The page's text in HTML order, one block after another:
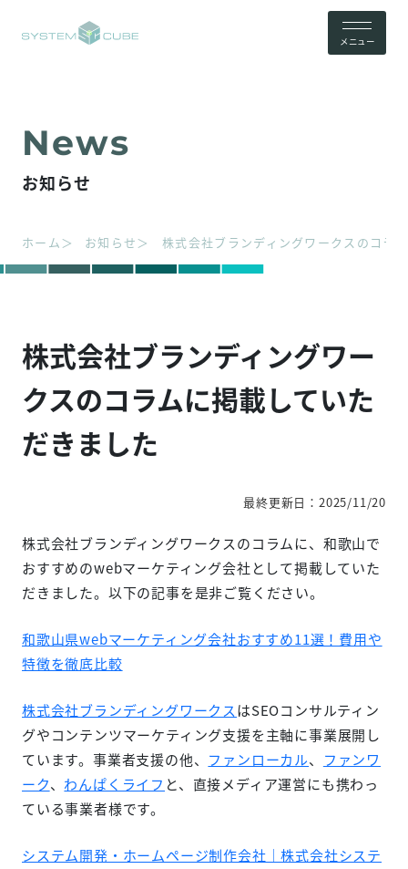
メニュー
お知らせ
ホーム お知らせ 株式会社ブランディングワークスのコラ
株式会社ブランディングワー
クスのコラムに掲載していた
だきました
最終更新日：2025/11/20
株式会社ブランディングワークスのコラムに、和歌山で
おすすめのwebマーケティング会社として掲載していた
だきました。以下の記事を是非ご覧ください。
和歌山県webマーケティング会社おすすめ11選！費用や
特徴を徹底比較
株式会社ブランディングワークスはSEOコンサルティン
グやコンテンツマーケティング支援を主軸に事業展開し
ています。事業者支援の他、 ファンローカル、
ファンワ
ーク、 わんぱくライフ と、直接メディア運営にも携わっ
ている事業者様です。
システム開発・ホームページ制作会社｜株式会社システ